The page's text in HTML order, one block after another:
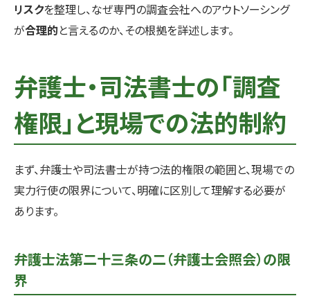
リスクを整理し、なぜ専門の調査会社へのアウトソーシング
が合理的と言えるのか、その根拠を詳述します。
弁護士・司法書士の「調査
権限」と現場での法的制約
まず、弁護士や司法書士が持つ法的権限の範囲と、現場での
実力行使の限界について、明確に区別して理解する必要が
あります。
弁護士法第二十三条の二（弁護士会照会）の限
界